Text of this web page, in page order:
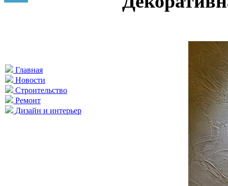
Главная
Новости
Строительство
Ремонт
Дизайн и интерьер